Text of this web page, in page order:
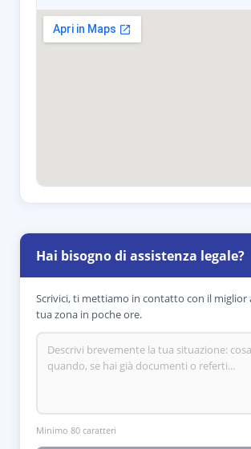
Hai bisogno di assistenza legale?
Scrivici, ti mettiamo in contatto con il miglior
tua zona in poche ore.
Minimo 80 caratteri